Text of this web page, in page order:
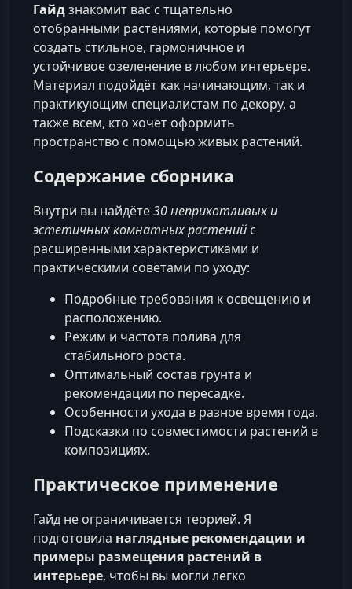
Гайдзнакомит вас с тщательно
отобранными растениями, которые помогут
создать стильное, гармоничное и
устойчивое озеленение в любом интерьере.
Материал подойдёт как начинающим, так и
практикующим специалистам по декору, а
также всем, кто хочет оформить
пространство с помощью живых растений.
Содержание сборника
Внутри вы найдёте30 неприхотливых и
эстетичных комнатных растений с
расширенными характеристиками и
практическими советами по уходу:
Подробные требования к освещению и
расположению.
Режим и частота полива для
стабильного роста.
Оптимальный состав грунта и
рекомендации по пересадке.
Особенности ухода в разное время года.
Подсказки по совместимости растений в
композициях.
Практическое применение
Гайд не ограничивается теорией. Я
подготовила наглядные рекомендации и
примеры размещения растений в
интерьере, чтобы вы могли легко